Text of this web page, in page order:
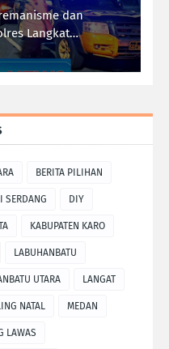
dan
Langkat
BERITA PILIHAN
SERDANG DIY
KABUPATEN KARO
LABUHANBATU
UTARA LANGAT
NATAL MEDAN
LAWAS